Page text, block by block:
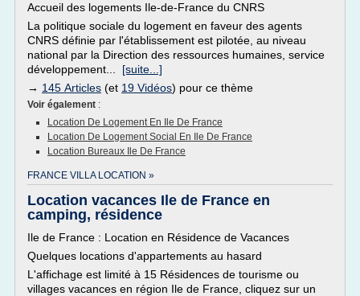
Accueil des logements Ile-de-France du CNRS
La politique sociale du logement en faveur des agents
CNRS définie par l'établissement est pilotée, au niveau
national par la Direction des ressources humaines, service
développement... [suite...]
→ 145 Articles (et 19 Vidéos) pour ce thème
Voir également :
Location De Logement En Ile De France
Location De Logement Social En Ile De France
Location Bureaux Ile De France
FRANCE VILLA LOCATION »
Location vacances Ile de France en
camping, résidence
Ile de France : Location en Résidence de Vacances
Quelques locations d'appartements au hasard
L'affichage est limité à 15 Résidences de tourisme ou
villages vacances en région Ile de France, cliquez sur un